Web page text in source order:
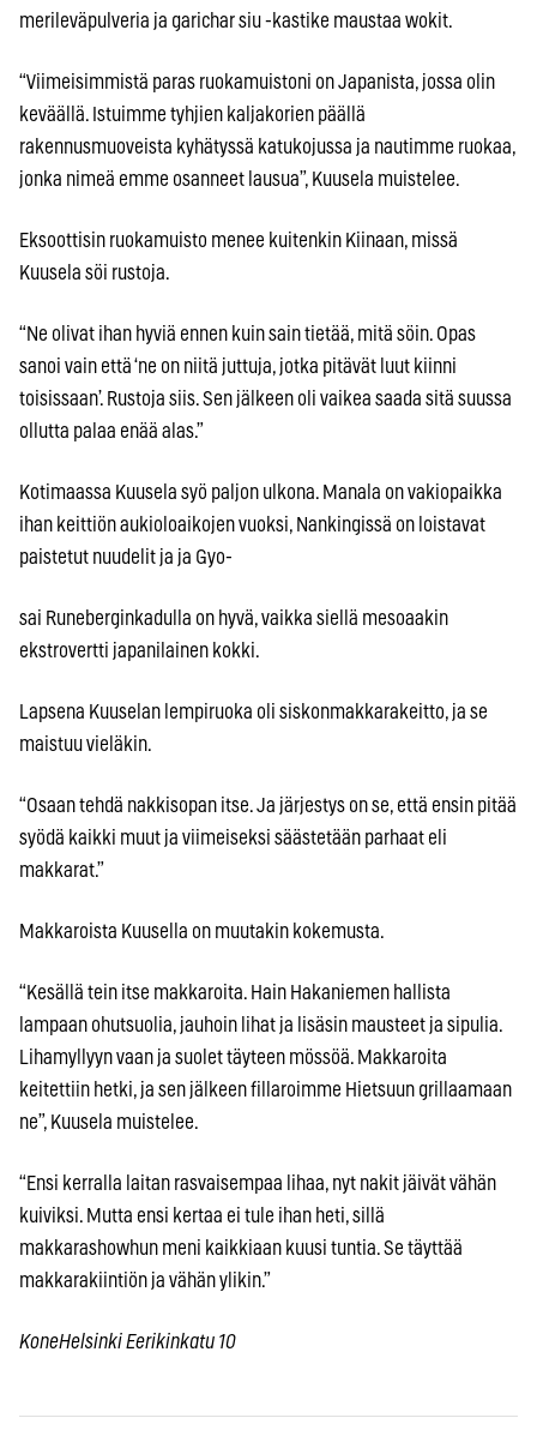
merileväpulveria ja garichar siu -kastike maustaa wokit.
“Viimeisimmistä paras ruokamuistoni on Japanista, jossa olin
keväällä. Istuimme tyhjien kaljakorien päällä
rakennusmuoveista kyhätyssä katukojussa ja nautimme ruokaa,
jonka nimeä emme osanneet lausua”, Kuusela muistelee.
Eksoottisin ruokamuisto menee kuitenkin Kiinaan, missä
Kuusela söi rustoja.
“Ne olivat ihan hyviä ennen kuin sain tietää, mitä söin. Opas
sanoi vain että ‘ne on niitä juttuja, jotka pitävät luut kiinni
toisissaan’. Rustoja siis. Sen jälkeen oli vaikea saada sitä suussa
ollutta palaa enää alas.”
Kotimaassa Kuusela syö paljon ulkona. Manala on vakiopaikka
ihan keittiön aukioloaikojen vuoksi, Nankingissä on loistavat
paistetut nuudelit ja ja Gyo-
sai Runeberginkadulla on hyvä, vaikka siellä mesoaakin
ekstrovertti japanilainen kokki.
Lapsena Kuuselan lempiruoka oli siskonmakkarakeitto, ja se
maistuu vieläkin.
“Osaan tehdä nakkisopan itse. Ja järjestys on se, että ensin pitää
syödä kaikki muut ja viimeiseksi säästetään parhaat eli
makkarat.”
Makkaroista Kuusella on muutakin kokemusta.
“Kesällä tein itse makkaroita. Hain Hakaniemen hallista
lampaan ohutsuolia, jauhoin lihat ja lisäsin mausteet ja sipulia.
Lihamyllyyn vaan ja suolet täyteen mössöä. Makkaroita
keitettiin hetki, ja sen jälkeen fillaroimme Hietsuun grillaamaan
ne”, Kuusela muistelee.
“Ensi kerralla laitan rasvaisempaa lihaa, nyt nakit jäivät vähän
kuiviksi. Mutta ensi kertaa ei tule ihan heti, sillä
makkarashowhun meni kaikkiaan kuusi tuntia. Se täyttää
makkarakiintiön ja vähän ylikin.”
KoneHelsinki Eerikinkatu 10